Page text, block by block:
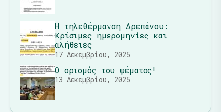
Η τηλεθέρμανση Δρεπάνου:
Κρίσιμες ημερομηνίες και
αλήθειες
17 Δεκεμβρίου, 2025
Ο ορισμός του ψέματος!
13 Δεκεμβρίου, 2025